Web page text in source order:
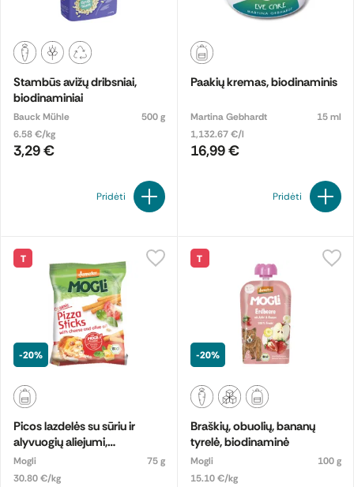
Stambūs avižų dribsniai,
biodinaminiai
Bauck Mühle
500 g
6.58 €/kg
3,29 €
Pridėti
Paakių kremas, biodinaminis
Martina Gebhardt
15 ml
1,132.67 €/l
16,99 €
Pridėti
T
-20%
Picos lazdelės su sūriu ir
alyvuogių aliejumi,
biodinaminės
Mogli
75 g
30.80 €/kg
T
-20%
Braškių, obuolių, bananų
tyrelė, biodinaminė
Mogli
100 g
15.10 €/kg